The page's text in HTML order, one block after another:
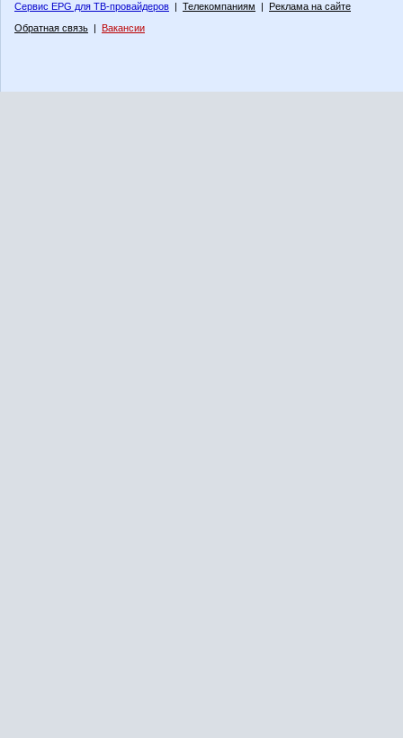
Сервис EPG для ТВ-провайдеров | Телекомпаниям | Реклама на сайте
Обратная связь | Вакансии